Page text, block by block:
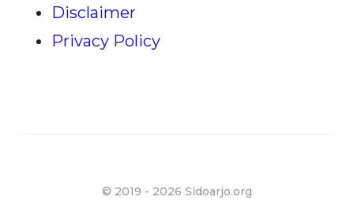
Disclaimer
Privacy Policy
© 2019 - 2026 Sidoarjo.org